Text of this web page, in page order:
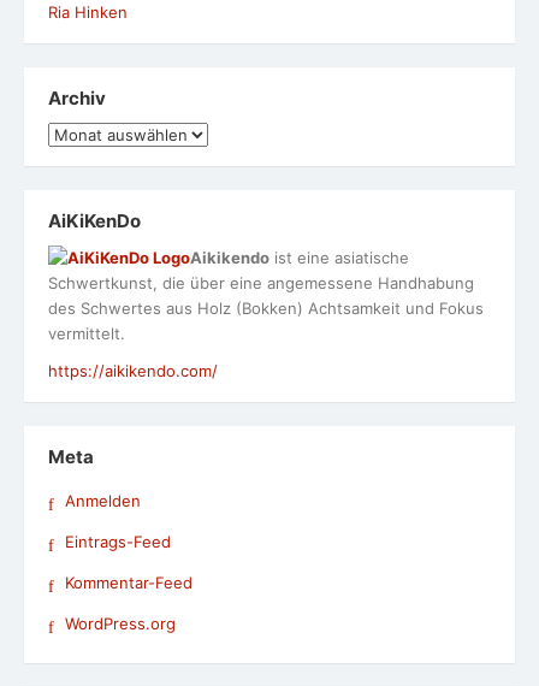
Ria Hinken
Archiv
Archiv
AiKiKenDo
Aikikendo ist eine asiatische
Schwertkunst, die über eine angemessene Handhabung
des Schwertes aus Holz (Bokken) Achtsamkeit und Fokus
vermittelt.
https://aikikendo.com/
Meta
Anmelden
Eintrags-Feed
Kommentar-Feed
WordPress.org